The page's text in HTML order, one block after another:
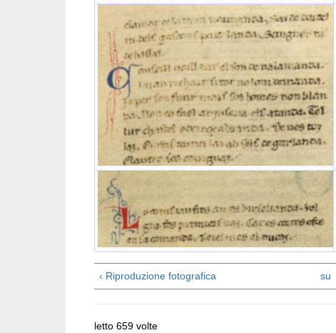
‹ Riproduzione fotografica su
letto 659 volte